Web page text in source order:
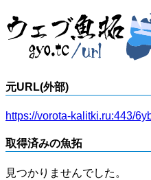
元URL(外部)
https://vorota-kalitki.ru:443/
取得済みの魚拓
見つかりませんでした。